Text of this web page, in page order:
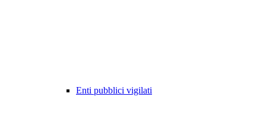
Enti pubblici vigilati